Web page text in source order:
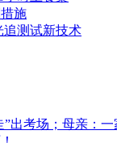
施
追测试新技术
”出考场；母亲：